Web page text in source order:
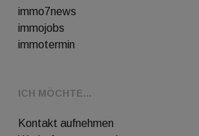
immo7news
immojobs
immotermin
ICH MÖCHTE...
Kontakt aufnehmen